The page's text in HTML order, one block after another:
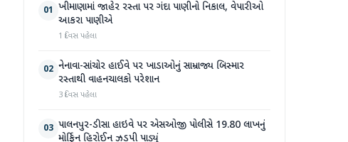
01 ખીમાણામાં જાહેર રસ્તા પર ગંદા પાણીનો નિકાલ, વેપારીઓ
આકરા પાણીએ
1 દિવસ પહેલા
02 નેનાવા-સાંચોર હાઈવે પર ખાડાઓનું સામ્રાજ્ય બિસ્માર
રસ્તાથી વાહનચાલકો પરેશાન
3 દિવસ પહેલા
03 પાલનપુર-ડીસા હાઇવે પર એસઓજી પોલીસે 19.80 લાખનું
મોર્ફિન હિરોઈન ઝડપી પાડ્યું